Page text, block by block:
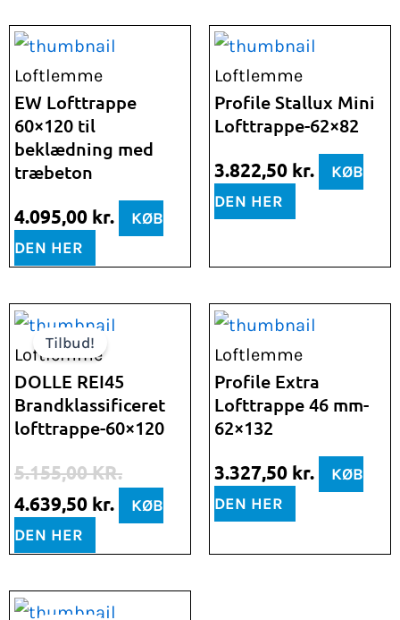
Loftlemme
EW Lofttrappe
60×120 til
beklædning med
træbeton
4.095,00 kr.
KØB
DEN HER
Loftlemme
Profile Stallux Mini
Lofttrappe-62×82
3.822,50 kr.
KØB
DEN HER
Tilbud!
Loftlemme
DOLLE REI45
Brandklassificeret
lofttrappe-60×120
5.155,00KR.
Den
oprindelige
pris
var:
5.155,00 kr..
4.639,50 kr.
Den
pris
er:
4.639,50 kr..
KØB
DEN HER
Loftlemme
Profile Extra
Lofttrappe 46 mm-
62×132
3.327,50 kr.
KØB
DEN HER
Den
Den